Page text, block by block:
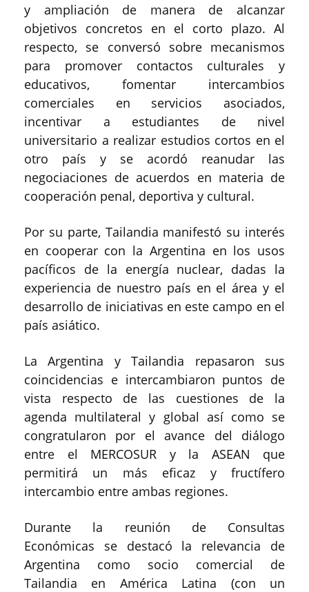
y ampliación de manera de alcanzar
objetivos concretos en el corto plazo. Al
respecto, se conversó sobre mecanismos
para promover contactos culturales y
educativos, fomentar intercambios
comerciales en servicios asociados,
incentivar a estudiantes de nivel
universitario a realizar estudios cortos en el
otro país y se acordó reanudar las
negociaciones de acuerdos en materia de
cooperación penal, deportiva y cultural.
Por su parte, Tailandia manifestó su interés
en cooperar con la Argentina en los usos
pacíficos de la energía nuclear, dadas la
experiencia de nuestro país en el área y el
desarrollo de iniciativas en este campo en el
país asiático.
La Argentina y Tailandia repasaron sus
coincidencias e intercambiaron puntos de
vista respecto de las cuestiones de la
agenda multilateral y global así como se
congratularon por el avance del diálogo
entre el MERCOSUR y la ASEAN que
permitirá un más eficaz y fructífero
intercambio entre ambas regiones.
Durante la reunión de Consultas
Económicas se destacó la relevancia de
Argentina como socio comercial de
Tailandia en América Latina (con un